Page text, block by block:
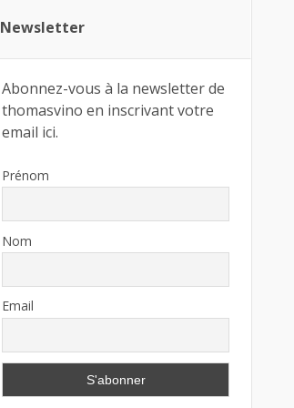
Newsletter
Abonnez-vous à la newsletter de
thomasvino en inscrivant votre
email ici.
Prénom
Nom
Email